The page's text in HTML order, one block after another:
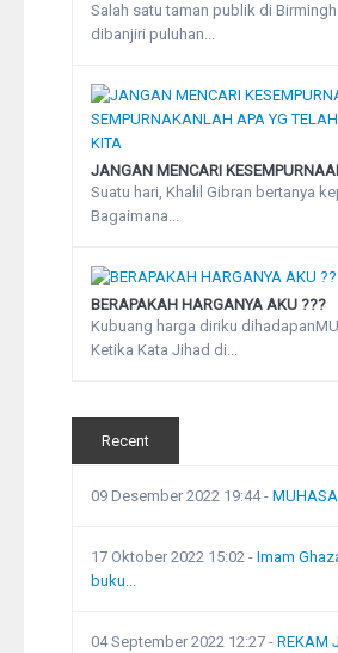
Salah satu taman publik di
dibanjiri puluhan...
JANGAN MENCARI
Suatu hari, Khalil Gibran bertanya
Bagaimana...
BERAPAKAH HARGANYA AKU ???
Kubuang harga diriku
Ketika Kata Jihad di...
Recent
09 Desember 2022 19:44-
17 Oktober 2022 15:02 - Imam
buku...
04 September 2022 12:27 - REKAM